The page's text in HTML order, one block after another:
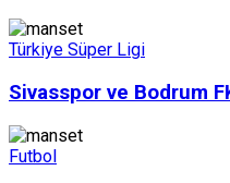
Türkiye Süper Ligi
Sivasspor ve Bodrum
Futbol